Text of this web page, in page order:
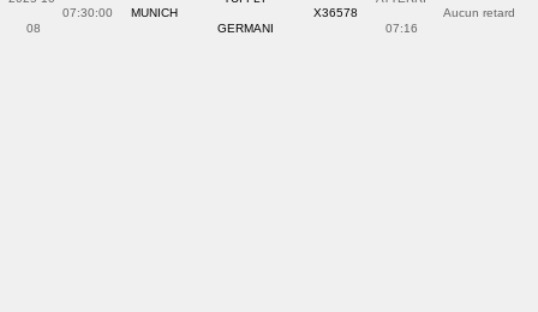
08
07:30:00 MUNICH
GERMANI
X36578
07:16
Aucun retard